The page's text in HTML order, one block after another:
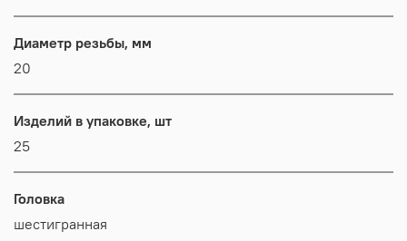
Диаметр резьбы, мм
20
Изделий в упаковке, шт
25
Головка
шестигранная